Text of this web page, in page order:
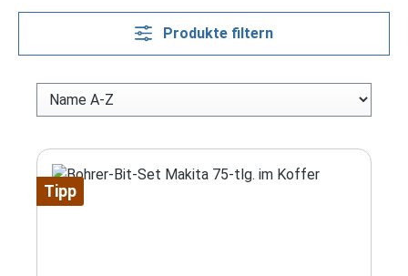
Produkte filtern
Tipp